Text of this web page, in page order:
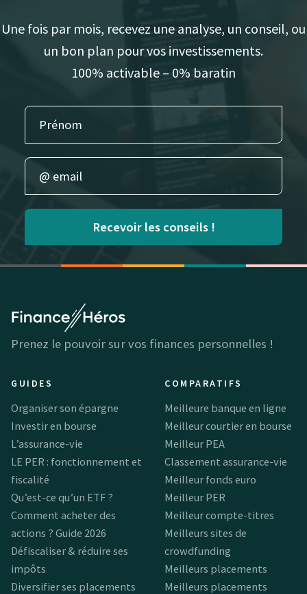
Une fois par mois, recevez une analyse, un conseil, ou
un bon plan pour vos investissements.
100% activable – 0% baratin
Recevoir les conseils !
Prenez le pouvoir sur vos finances personnelles !
GUIDES
Organiser son épargne
Investir en bourse
L’assurance-vie
LE PER : fonctionnement et
fiscalité
Qu’est-ce qu’un ETF ?
Comment acheter des
actions ? Guide 2026
Défiscaliser & réduire ses
impôts
Diversifier ses placements
COMPARATIFS
Meilleure banque en ligne
Meilleur courtier en bourse
Meilleur PEA
Classement assurance-vie
Meilleur fonds euro
Meilleur PER
Meilleur compte-titres
Meilleurs sites de
crowdfunding
Meilleurs placements
Meilleurs placements